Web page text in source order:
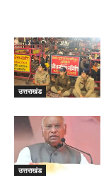
उत्तराखंड
उत्तराखंड